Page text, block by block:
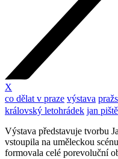
X
co dělat v praze výstava
královský letohrádek jan
Výstava představuje tvorbu
vstoupila na uměleckou
formovala celé porevoluční